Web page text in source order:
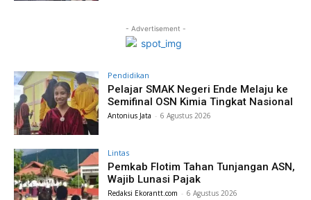
- Advertisement -
Pendidikan
Pelajar SMAK Negeri Ende Melaju ke
Semifinal OSN Kimia Tingkat Nasional
Antonius Jata - 6 Agustus 2026
Lintas
Pemkab Flotim Tahan Tunjangan ASN,
Wajib Lunasi Pajak
Redaksi Ekorantt.com - 6 Agustus 2026